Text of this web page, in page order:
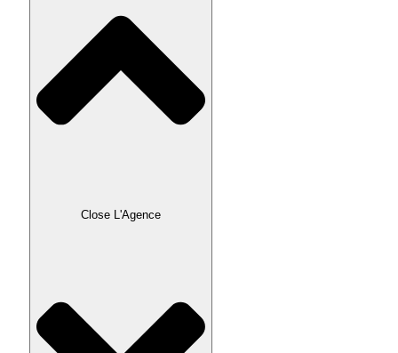
Close L'Agence